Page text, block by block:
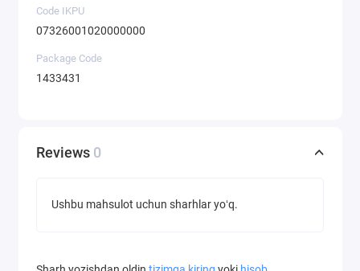
Code IKPU
07326001020000000
Package Code
1433431
Reviews 0
Ushbu mahsulot uchun sharhlar yoʻq.